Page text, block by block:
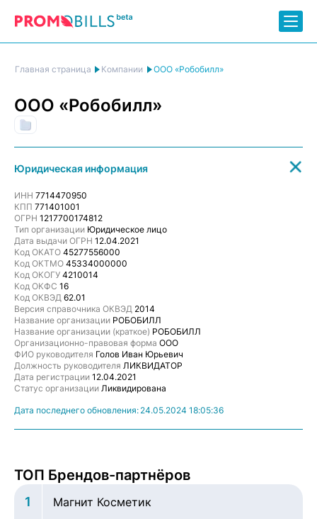
Главная страница Компании ООО «Робобилл»
ООО «Робобилл»
Юридическая информация
ИНН 7714470950
КПП 771401001
ОГРН 1217700174812
Тип организации Юридическое лицо
Дата выдачи ОГРН 12.04.2021
Код ОКАТО 45277556000
Код ОКТМО 45334000000
Код ОКОГУ 4210014
Код ОКФС 16
Код ОКВЭД 62.01
Версия справочника ОКВЭД 2014
Название организации РОБОБИЛЛ
Название организации (краткое) РОБОБИЛЛ
Организационно-правовая форма ООО
ФИО руководителя Голов Иван Юрьевич
Должность руководителя ЛИКВИДАТОР
Дата регистрации 12.04.2021
Статус организации Ликвидирована
Дата последнего обновления: 24.05.2024 18:05:36
ТОП Брендов-партнёров
1 Магнит Косметик